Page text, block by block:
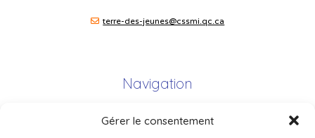
Gérer le consentement
terre-des-jeunes@cssmi.qc.ca
Navigation
Plan du site